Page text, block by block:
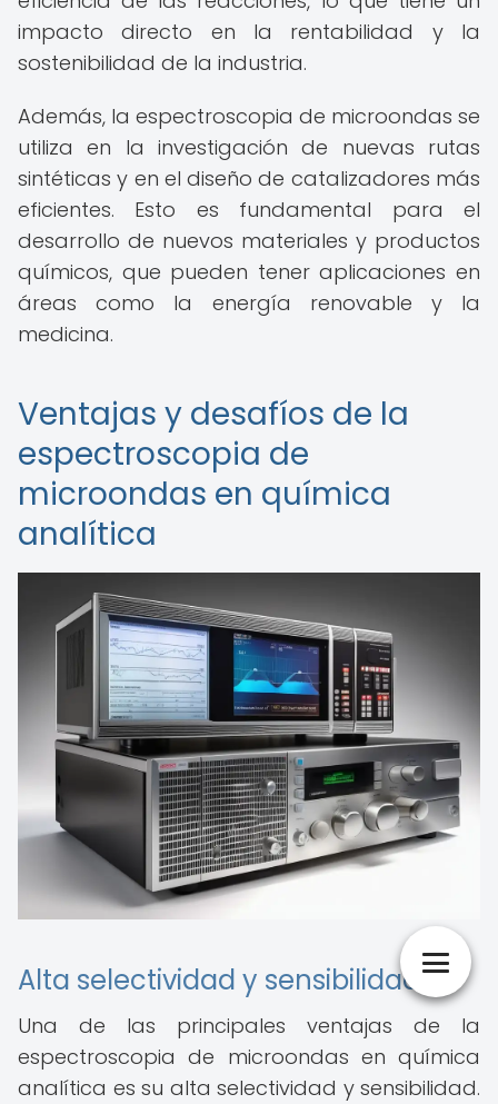
impacto directo en la rentabilidad y la
sostenibilidad de la industria.
Además, la espectroscopia de microondas se
utiliza en la investigación de nuevas rutas
sintéticas y en el diseño de catalizadores más
eficientes. Esto es fundamental para el
desarrollo de nuevos materiales y productos
químicos, que pueden tener aplicaciones en
áreas como la energía renovable y la
medicina.
Ventajas y desafíos de la
espectroscopia de
microondas en química
analítica
Alta selectividad y sensibilidad
Una de las principales ventajas de la
espectroscopia de microondas en química
analítica es su alta selectividad y sensibilidad.